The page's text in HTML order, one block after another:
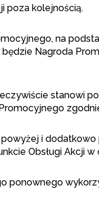
poza kolejnością.
na
Nagroda
stanowi
powyżej i
Obsługi Akcji w
ponownego